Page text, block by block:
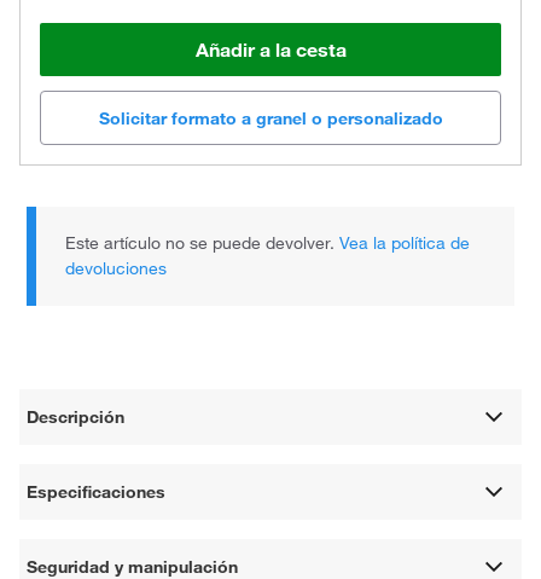
Añadir a la cesta
Solicitar formato a granel o personalizado
Este artículo no se puede devolver.Vea la política de
devoluciones
Descripción
Especificaciones
Seguridad y manipulación